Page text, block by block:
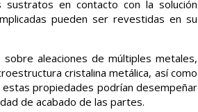
en contacto con la solución
pueden ser revestidas en su
aleaciones de múltiples metales,
cristalina metálica, así como
propiedades podrían desempeñar
de acabado de las partes.